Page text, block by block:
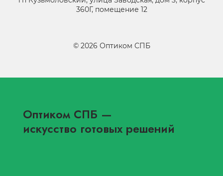
360Г, помещение 12
© 2026 Оптиком СПБ
Оптиком СПБ —
искусство готовых решений